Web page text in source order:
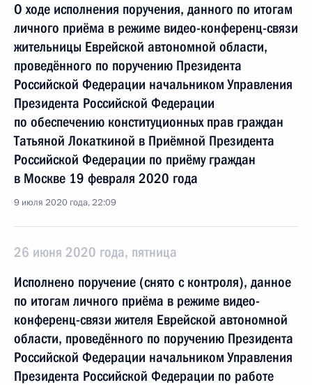
О ходе исполнения поручения, данного по итогам
личного приёма в режиме видео-конференц-связи
жительницы Еврейской автономной области,
проведённого по поручению Президента
Российской Федерации начальником Управления
Президента Российской Федерации
по обеспечению конституционных прав граждан
Татьяной Локаткиной в Приёмной Президента
Российской Федерации по приёму граждан
в Москве 19 февраля 2020 года
9 июля 2020 года, 22:09
26 июня 2020 года, пятница
Исполнено поручение (снято с контроля), данное
по итогам личного приёма в режиме видео-
конференц-связи жителя Еврейской автономной
области, проведённого по поручению Президента
Российской Федерации начальником Управления
Президента Российской Федерации по работе